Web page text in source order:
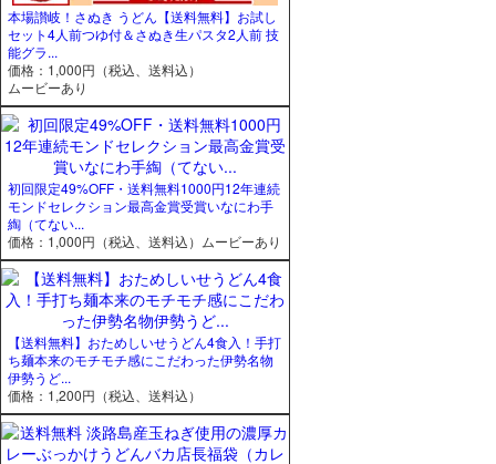
本場讃岐！さぬき うどん【送料無料】お試し
セット4人前つゆ付＆さぬき生パスタ2人前 技
能グラ...
価格：1,000円（税込、送料込）
ムービーあり
初回限定49%OFF・送料無料1000円12年連続
モンドセレクション最高金賞受賞いなにわ手
綯（てない...
価格：1,000円（税込、送料込） ムービーあり
【送料無料】おためしいせうどん4食入！手打
ち麺本来のモチモチ感にこだわった伊勢名物
伊勢うど...
価格：1,200円（税込、送料込）